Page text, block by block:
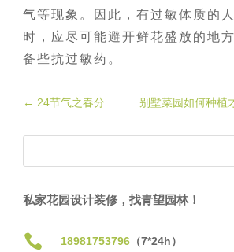
气等现象。因此，有过敏体质的
时，应尽可能避开鲜花盛放的地
备些抗过敏药。
← 24节气之春分 别墅菜园如何种植
私家花园设计装修，找青望园林！
 18981753796（7*24h）